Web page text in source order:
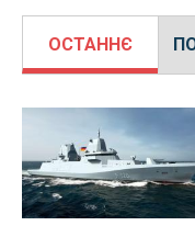
ОСТАННЄ